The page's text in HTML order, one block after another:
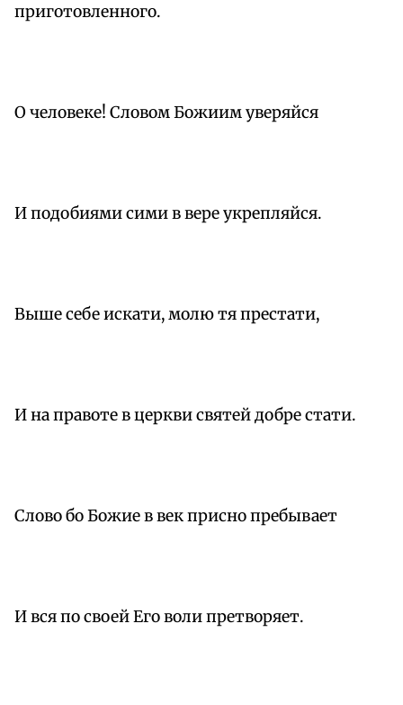
приготовленного.
О человеке! Словом Божиим уверяйся
И подобиями сими в вере укрепляйся.
Выше себе искати, молю тя престати,
И на правоте в церкви святей добре стати.
Слово бо Божие в век присно пребывает
И вся по своей Его воли претворяет.